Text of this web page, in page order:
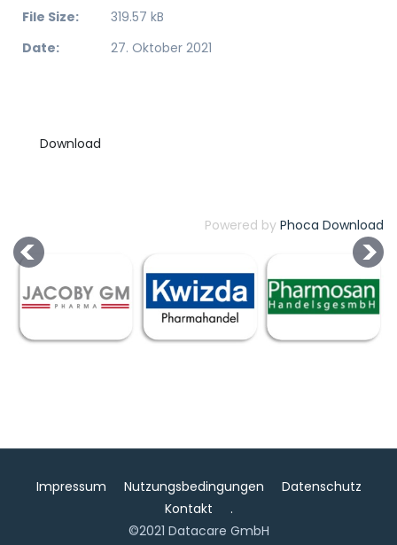
File Size:
319.57 kB
Date:
27. Oktober 2021
Powered by Phoca Download
Impressum Nutzungsbedingungen
Datenschutz
Kontakt
.
©2021 Datacare GmbH